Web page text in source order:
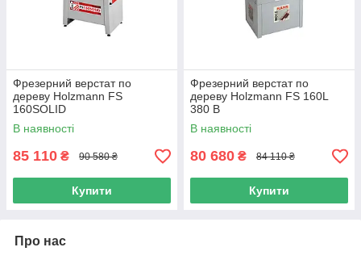
Фрезерний верстат по
дереву Holzmann FS
160SOLID
В наявності
85 110 ₴ 90 580 ₴
Купити
Фрезерний верстат по
дереву Holzmann FS 160L
380 В
В наявності
80 680 ₴ 84 110 ₴
Купити
Про нас